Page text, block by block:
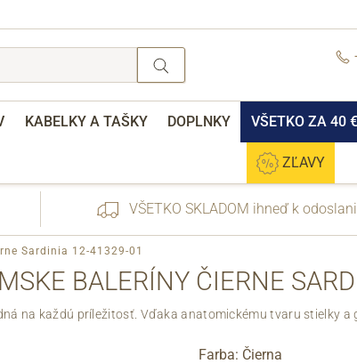
KABELKY A TAŠKY DOPLNKY VŠETKO ZA 40 €
ZĽAVY
nebo přihlášení
VŠETKO SKLADOM ihneď k
Sardinia 12-41329-01
BALERÍNY ČIERNE
na každú príležitosť. Vďaka anatomickému tvaru stielky a
Farba: Čierna